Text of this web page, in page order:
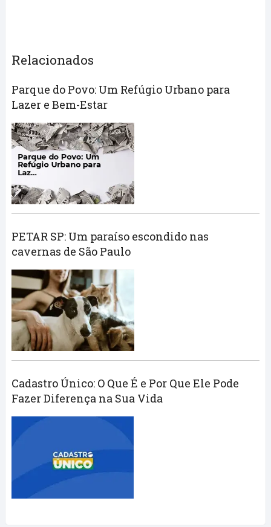
Relacionados
Parque do Povo: Um Refúgio Urbano para
Lazer e Bem-Estar
PETAR SP: Um paraíso escondido nas
cavernas de São Paulo
Cadastro Único: O Que É e Por Que Ele Pode
Fazer Diferença na Sua Vida